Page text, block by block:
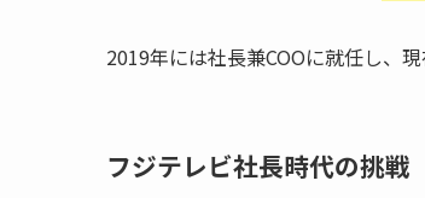
2019年には社長兼COOに就任し、
フジテレビ社長時代の挑戦